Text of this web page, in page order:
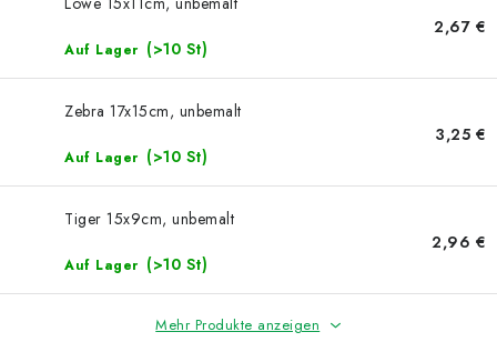
MODE, KÜNSTLICHE BLUMEN UND BLÄTTER
NEUHEITEN
TIPY NA TVOŘENÍ
Dopravné Kontaktieren Sie uns
Auf Lager (>10 St)
2,67 €
Zebra 17x15cm, unbemalt
Auf Lager (>10 St)
3,25 €
Tiger 15x9cm, unbemalt
Auf Lager (>10 St)
2,96 €
Mehr Produkte anzeigen